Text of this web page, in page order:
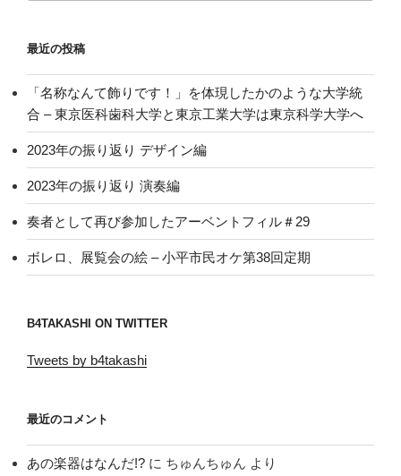
最近の投稿
「名称なんて飾りです！」を体現したかのような大学統
合 – 東京医科歯科大学と東京工業大学は東京科学大学へ
2023年の振り返り デザイン編
2023年の振り返り 演奏編
奏者として再び参加したアーベントフィル＃29
ボレロ、展覧会の絵 – 小平市民オケ第38回定期
B4TAKASHI ON TWITTER
Tweets by b4takashi
最近のコメント
あの楽器はなんだ!? に ちゅんちゅん より